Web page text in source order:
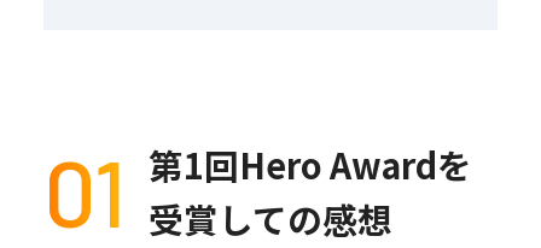
01 第1回Hero Awardを
受賞しての感想